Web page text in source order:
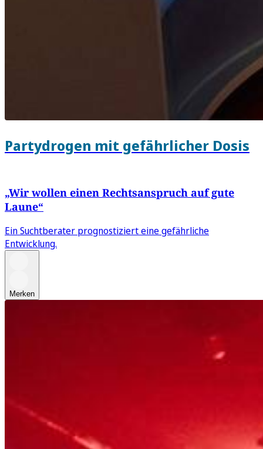
Partydrogen mit gefährlicher Dosis
„Wir wollen einen Rechtsanspruch auf gute
Laune“
Ein Suchtberater prognostiziert eine gefährliche
Entwicklung.
Merken